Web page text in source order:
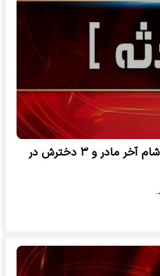
راز جنایت هولناک فاش شد | شام آخر مادر و ۳ دخترش در